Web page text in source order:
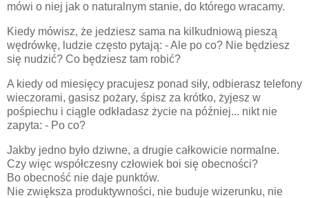
mówi o niej jak o naturalnym stanie, do którego wracamy.
Kiedy mówisz, że jedziesz sama na kilkudniową pieszą
wędrówkę, ludzie często pytają: - Ale po co? Nie będziesz
się nudzić? Co będziesz tam robić?
A kiedy od miesięcy pracujesz ponad siły, odbierasz telefony
wieczorami, gasisz pożary, śpisz za krótko, żyjesz w
pośpiechu i ciągle odkładasz życie na później... nikt nie
zapyta: - Po co?
Jakby jedno było dziwne, a drugie całkowicie normalne.
Czy więc współczesny człowiek boi się obecności?
Bo obecność nie daje punktów.
Nie zwiększa produktywności, nie buduje wizerunku, nie